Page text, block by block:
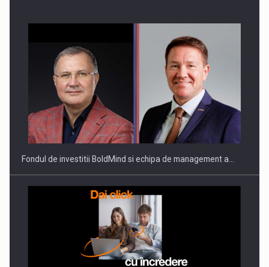
Fondul de investitii BoldMind si echipa de management a…